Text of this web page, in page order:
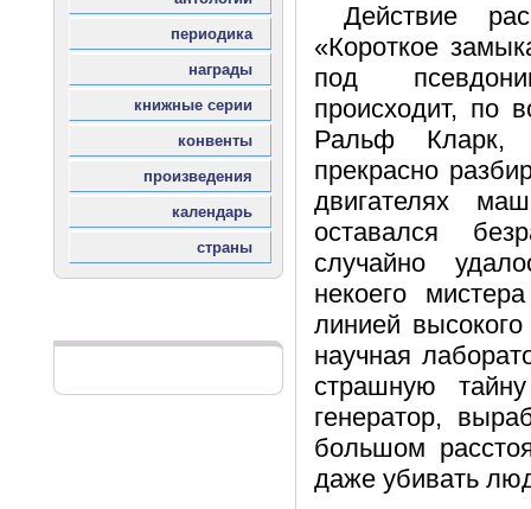
Действие
«Короткое
под
происходит, по
Ральф
прекрасно
двигателях
оставался
случайно
некоего
линией
научная
страшную
генератор,
большом
даже убивать